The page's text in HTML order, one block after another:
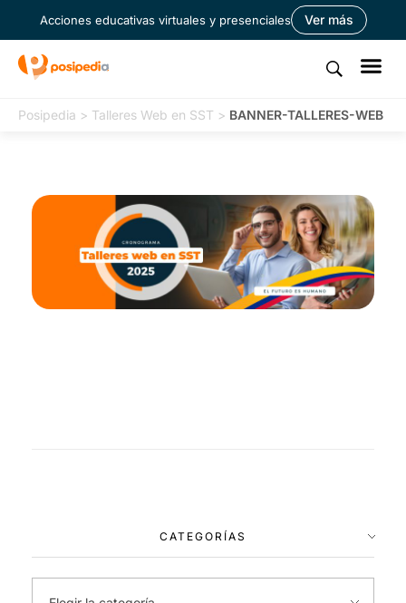
Acciones educativas virtuales y presenciales Ver más
Posipedia > Talleres Web en SST > BANNER-TALLERES-WEB
CATEGORÍAS